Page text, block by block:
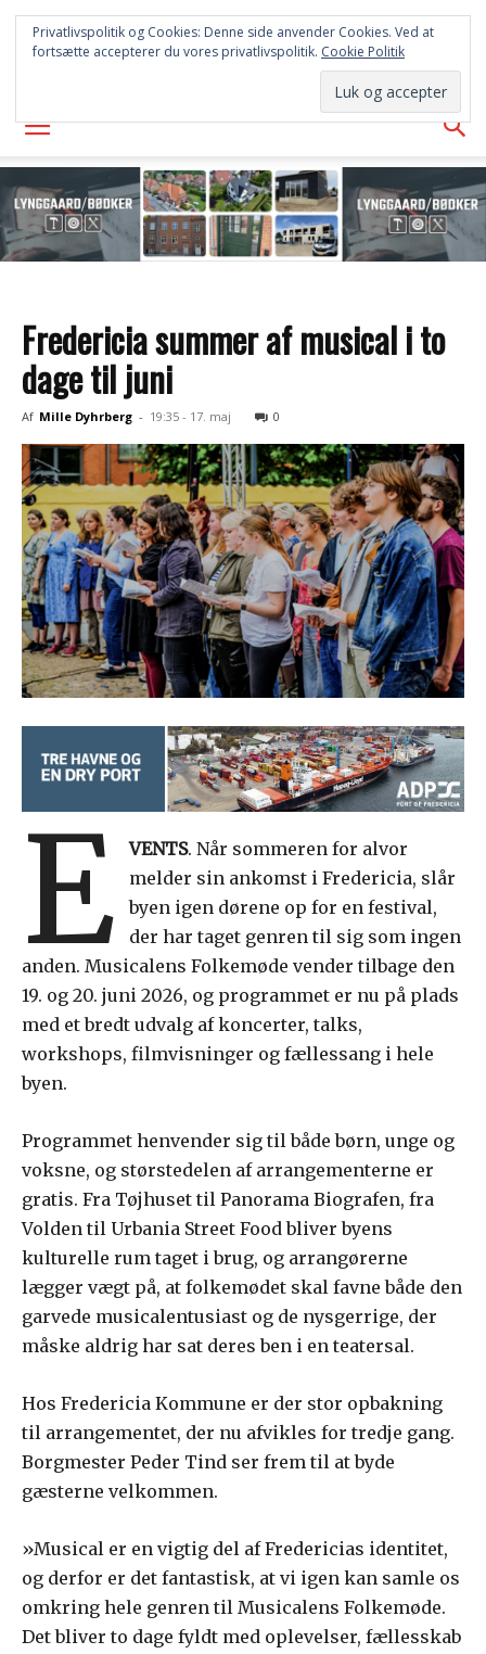
FREDERICIA
AVISEN
Fredericia summer af musical i to
dage til juni
Af Mille Dyhrberg - 19:35 - 17. maj 0
E VENTS. Når sommeren for alvor
melder sin ankomst i Fredericia, slår
byen igen dørene op for en festival,
der har taget genren til sig som ingen
anden. Musicalens Folkemøde vender tilbage den
19. og 20. juni 2026, og programmet er nu på plads
med et bredt udvalg af koncerter, talks,
workshops, filmvisninger og fællessang i hele
byen.
Programmet henvender sig til både børn, unge og
voksne, og størstedelen af arrangementerne er
gratis. Fra Tøjhuset til Panorama Biografen, fra
Volden til Urbania Street Food bliver byens
kulturelle rum taget i brug, og arrangørerne
lægger vægt på, at folkemødet skal favne både den
garvede musicalentusiast og de nysgerrige, der
måske aldrig har sat deres ben i en teatersal.
Hos Fredericia Kommune er der stor opbakning
til arrangementet, der nu afvikles for tredje gang.
Borgmester Peder Tind ser frem til at byde
gæsterne velkommen.
»Musical er en vigtig del af Fredericias identitet,
og derfor er det fantastisk, at vi igen kan samle os
omkring hele genren til Musicalens Folkemøde.
Det bliver to dage fyldt med oplevelser, fællesskab
Privatlivspolitik og Cookies: Denne side anvender Cookies. Ved at
fortsætte accepterer du vores privatlivspolitik. Cookie Politik